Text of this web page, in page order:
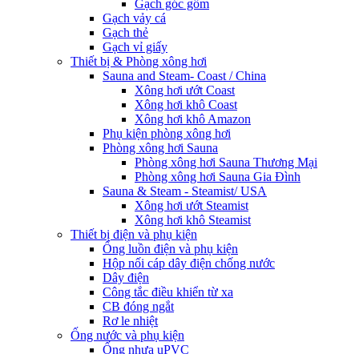
Gạch góc gốm
Gạch vảy cá
Gạch thẻ
Gạch vỉ giấy
Thiết bị & Phòng xông hơi
Sauna and Steam- Coast / China
Xông hơi ướt Coast
Xông hơi khô Coast
Xông hơi khô Amazon
Phụ kiện phòng xông hơi
Phòng xông hơi Sauna
Phòng xông hơi Sauna Thương Mại
Phòng xông hơi Sauna Gia Đình
Sauna & Steam - Steamist/ USA
Xông hơi ướt Steamist
Xông hơi khô Steamist
Thiết bị điện và phụ kiện
Ống luồn điện và phụ kiện
Hộp nối cáp dây điện chống nước
Dây điện
Công tắc điều khiển từ xa
CB đóng ngắt
Rơ le nhiệt
Ống nước và phụ kiện
Ống nhựa uPVC